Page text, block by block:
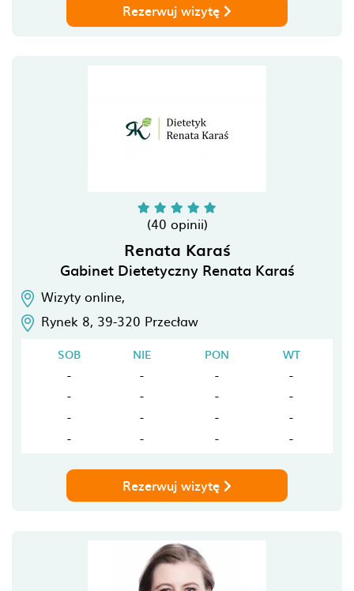
Rezerwuj wizytę
(40 opinii)
Renata Karaś
Gabinet Dietetyczny Renata Karaś
Wizyty online,
Rynek 8, 39-320 Przecław
SOB NIE PON
WT
-
- -
-
-
- -
-
-
- -
-
-
- - -
Rezerwuj wizytę